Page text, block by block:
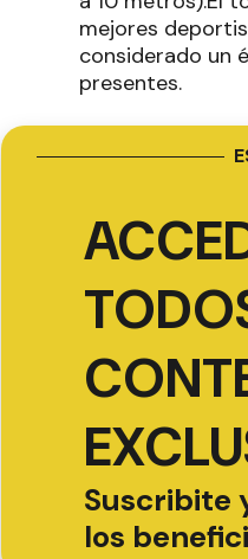
mejores
considerado un
presentes.
Suscribite
los